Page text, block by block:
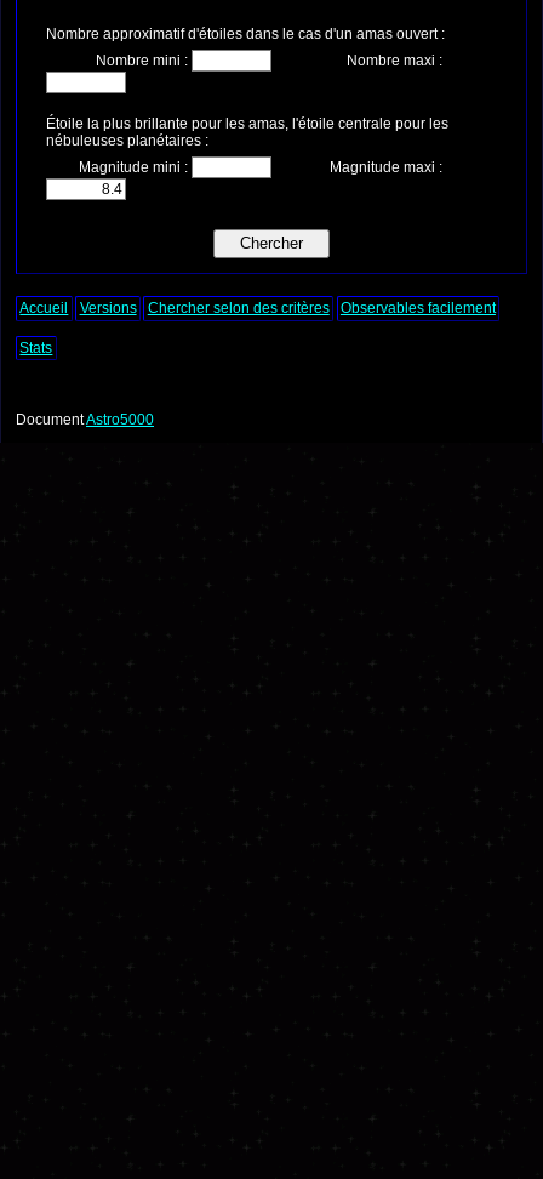
Nombre approximatif d'étoiles dans le cas d'un amas ouvert :
Nombre mini :
Nombre maxi :
Étoile la plus brillante pour les amas, l'étoile centrale pour les
nébuleuses planétaires :
Magnitude mini :
Magnitude maxi :
Accueil Versions Chercher selon des critères Observables facilement
Stats
DocumentAstro5000